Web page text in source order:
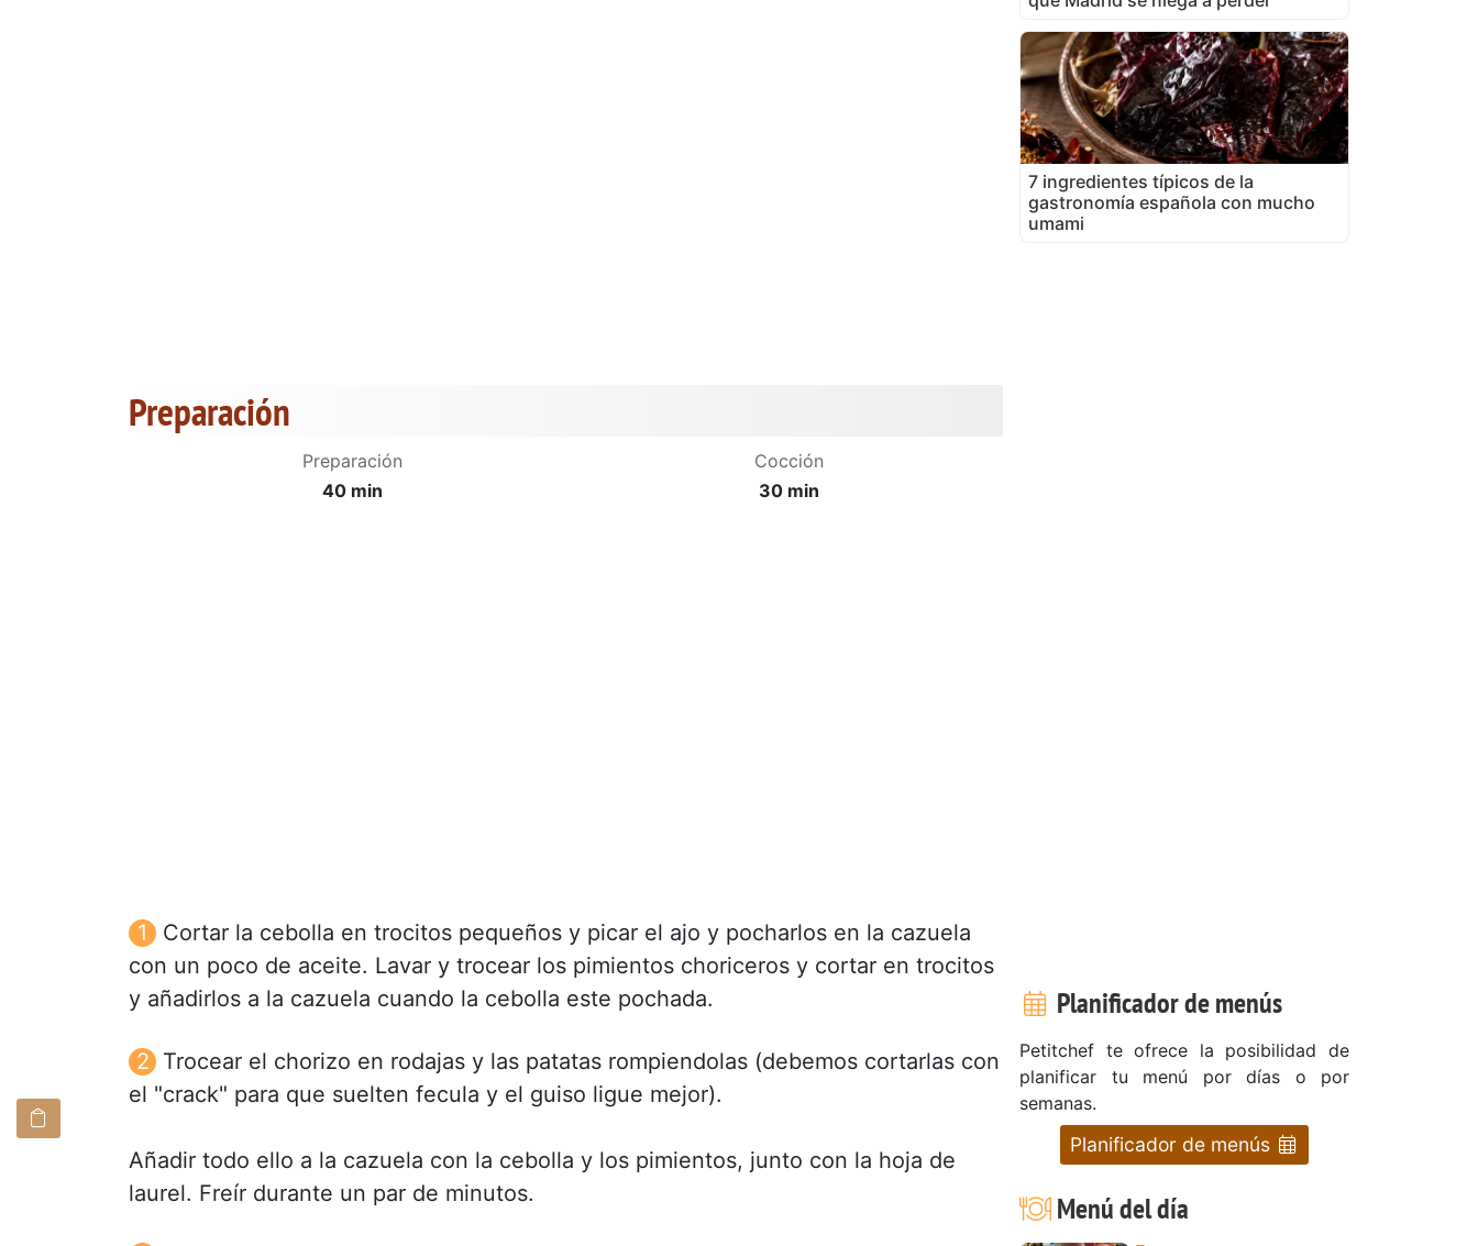
Preparación
Preparación
40 min
Cocción
30 min
Cortar la cebolla en trocitos pequeños y picar el ajo y pocharlos en la cazuela
con un poco de aceite. Lavar y trocear los pimientos choriceros y cortar en trocitos
y añadirlos a la cazuela cuando la cebolla este pochada.
Trocear el chorizo en rodajas y las patatas rompiendolas (debemos cortarlas con
el "crack" para que suelten fecula y el guiso ligue mejor).
Añadir todo ello a la cazuela con la cebolla y los pimientos, junto con la hoja de
laurel. Freír durante un par de minutos.
7 ingredientes típicos de la
gastronomía española con mucho
umami
Planificador de menús
Petitchef te ofrece la posibilidad de
planificar tu menú por días o por
semanas.
Planificador de menús
Menú del día